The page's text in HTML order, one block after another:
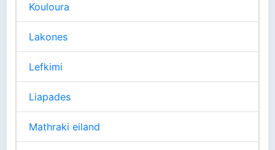
Kouloura
Lakones
Lefkimi
Liapades
Mathraki eiland